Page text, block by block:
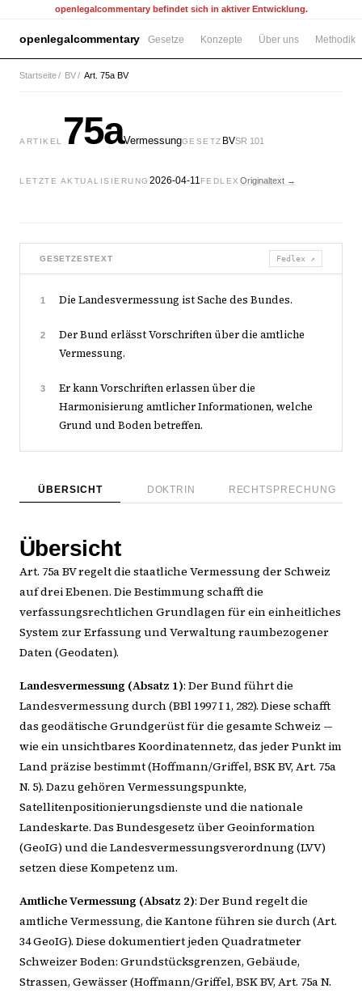
openlegalcommentary befindet sich in aktiver Entwicklung.
openlegalcommentary Gesetze Konzepte Über uns Methodik
Startseite/ BV/ Art. 75a BV
ARTIKEL 75aVermessungGESETZ BVSR 101
LETZTE AKTUALISIERUNG 2026-04-11FEDLEX Originaltext →
GESETZESTEXT Fedlex ↗
1 Die Landesvermessung ist Sache des Bundes.
2
Der Bund erlässt Vorschriften über die amtliche
Vermessung.
3
Er kann Vorschriften erlassen über die
Harmonisierung amtlicher Informationen, welche
Grund und Boden betreffen.
ÜBERSICHT DOKTRIN RECHTSPRECHUNG
Übersicht
Art. 75a BV regelt die staatliche Vermessung der Schweiz
auf drei Ebenen. Die Bestimmung schafft die
verfassungsrechtlichen Grundlagen für ein einheitliches
System zur Erfassung und Verwaltung raumbezogener
Daten (Geodaten).
Landesvermessung (Absatz 1): Der Bund führt die
Landesvermessung durch (BBl 1997 I 1, 282). Diese schafft
das geodätische Grundgerüst für die gesamte Schweiz —
wie ein unsichtbares Koordinatennetz, das jeder Punkt im
Land präzise bestimmt (Hoffmann/Griffel, BSK BV, Art. 75a
N. 5). Dazu gehören Vermessungspunkte,
Satellitenpositionierungsdienste und die nationale
Landeskarte. Das Bundesgesetz über Geoinformation
(GeoIG) und die Landesvermessungsverordnung (LVV)
setzen diese Kompetenz um.
Amtliche Vermessung (Absatz 2): Der Bund regelt die
amtliche Vermessung, die Kantone führen sie durch (Art.
34 GeoIG). Diese dokumentiert jeden Quadratmeter
Schweizer Boden: Grundstücksgrenzen, Gebäude,
Strassen, Gewässer (Hoffmann/Griffel, BSK BV, Art. 75a N.